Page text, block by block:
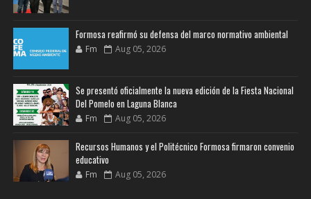
Formosa reafirmó su defensa del marco normativo ambiental
Fm Aug 05, 2026
Se presentó oficialmente la nueva edición de la Fiesta Nacional
Del Pomelo en Laguna Blanca
Fm Aug 05, 2026
Recursos Humanos y el Politécnico Formosa firmaron convenio
educativo
Fm Aug 05, 2026